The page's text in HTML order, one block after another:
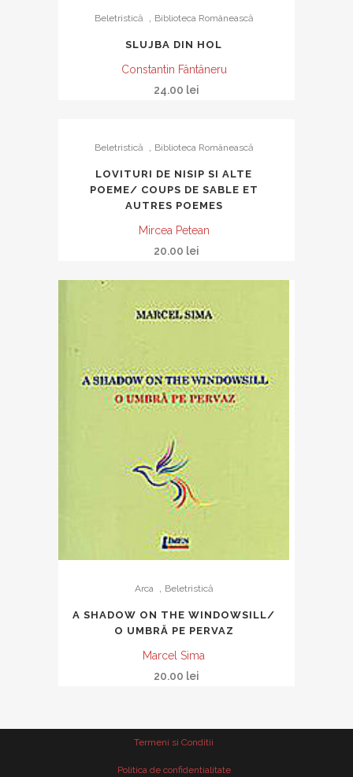
Beletristică Biblioteca Românească
SLUJBA DIN HOL
Constantin Fântâneru
24.00 lei
Beletristică Biblioteca Românească
LOVITURI DE NISIP SI ALTE
POEME/ COUPS DE SABLE ET
AUTRES POEMES
Mircea Petean
20.00 lei
Arca Beletristică
A SHADOW ON THE WINDOWSILL/
O UMBRĂ PE PERVAZ
Marcel Sima
20.00 lei
Termeni si Conditii
Politica de confidentialitate